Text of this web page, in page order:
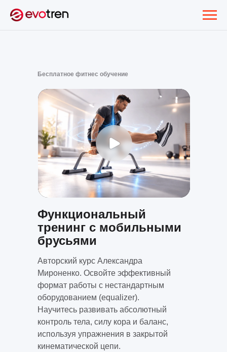
Авторский курс Александра
Мироненко. Освойте эффективный
формат работы с нестандартным
оборудованием (equalizer).
Научитесь развивать абсолютный
контроль тела, силу кора и баланс,
используя упражнения в закрытой
кинематической цепи.
Бесплатное фитнес обучение
Функциональный
тренинг с мобильными
брусьями